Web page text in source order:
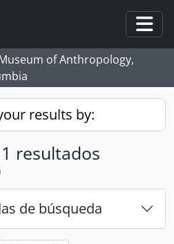
of Anthropology,
results by:
resultados
de búsqueda